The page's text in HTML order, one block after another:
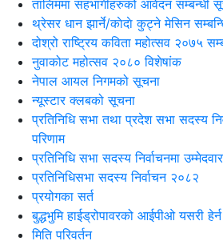
तालिममा सहभागीहरुको आवेदन सम्बन्धी
थ्रेसर धान झार्ने/काेदाे कुट्ने मेसिन
दोश्रो राष्ट्रिय कविता महोत्सव २०७५
नुवाकोट महोत्सव २०८० विशेषांक
नेपाल आयल निगमको सूचना
न्यूस्टार क्लबको सूचना
प्रतिनिधि सभा तथा प्रदेश सभा सदस्य
परिणाम
प्रतिनिधि सभा सदस्य निर्वाचनमा
प्रतिनिधिसभा सदस्य निर्वाचन २०८२
प्रयोगका सर्त
बुद्धभुमि हाईड्रोपावरको आईपीओ यसरी
मिति परिवर्तन